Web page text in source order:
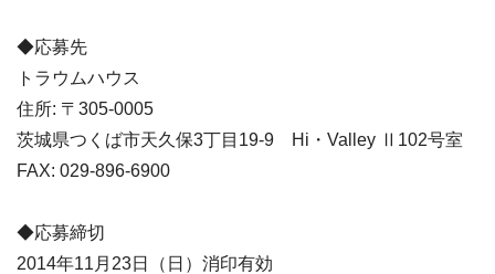
◆応募先
トラウムハウス
住所: 〒305-0005
茨城県つくば市天久保3丁目19-9 Hi・Valley Ⅱ102号室
FAX: 029-896-6900
◆応募締切
2014年11月23日（日）消印有効